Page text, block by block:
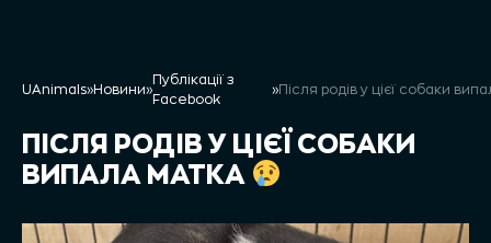
UAnimals»Новини»
Публікації з
Facebook
»
ПІСЛЯ РОДІВ У ЦІЄЇ СОБАКИ
ВИПАЛА МАТКА